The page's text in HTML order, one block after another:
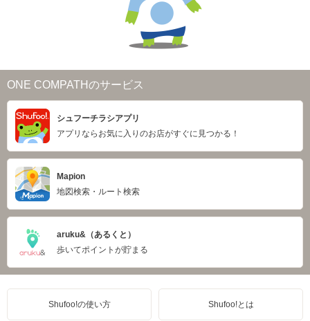
ONE COMPATHのサービス
シュフーチラシアプリ
アプリならお気に入りのお店がすぐに見つかる！
Mapion
地図検索・ルート検索
aruku&（あるくと）
歩いてポイントが貯まる
Shufoo!の使い方 Shufoo!とは